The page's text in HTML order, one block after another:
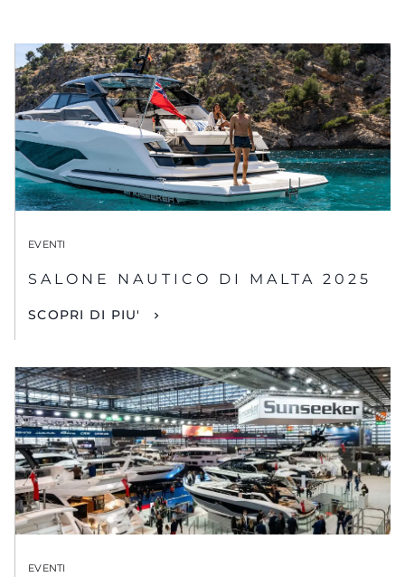
EVENTI
SALONE NAUTICO DI MALTA 2025
SCOPRI DI PIU'
EVENTI